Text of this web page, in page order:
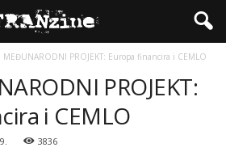
MEĐUNARODNI PROJEKT: Europa financira i CEMLO
PROJEKT:
i CEMLO
3836